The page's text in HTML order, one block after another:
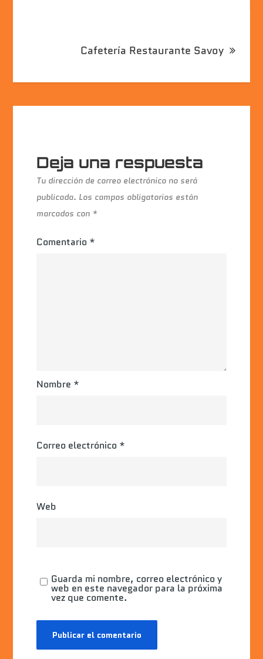
Cafetería Restaurante Savoy
Deja una respuesta
Tu dirección de correo electrónico no será
publicada. Los campos obligatorios están
marcados con *
Comentario *
Nombre *
Correo electrónico *
Web
Guarda mi nombre, correo electrónico y
web en este navegador para la próxima
vez que comente.